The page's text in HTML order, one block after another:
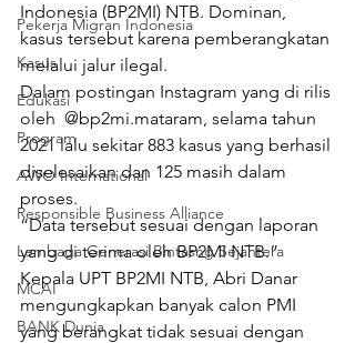
Pekerja Migran Indonesia
Kasus
Edukasi
Program
AWO International
Responsible Business Alliance
Lembaga Generasi Bintasng Sejahtera
MCAI
BANK Dunia
Indonesia (BP2MI) NTB. Dominan,
kasus tersebut karena pemberangkatan
melalui jalur ilegal.
Dalam postingan Instagram yang di rilis
oleh  @bp2mi.mataram, selama tahun
2021 lalu sekitar 883 kasus yang berhasil
diselesaikan dan 125 masih dalam
proses.
“Data tersebut sesuai dengan laporan
yang di terima oleh BP2MI NTB.”
Kepala UPT BP2MI NTB, Abri Danar
mengungkapkan banyak calon PMI
yang berangkat tidak sesuai dengan